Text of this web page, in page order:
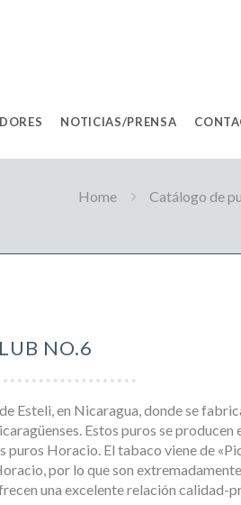
NOTICIAS/PRENSA
Home Catálogo de
NO.6
Esteli, en Nicaragua, donde se
Estos puros se producen
puros Horacio. El tabaco viene de
por lo que son
una excelente relación calidad-